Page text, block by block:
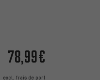
78,99€
excl. frais de port